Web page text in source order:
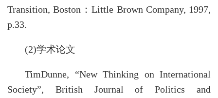
Transition, Boston：Little Brown Company, 1997,
p.33.
(2)学术论文
TimDunne, “New Thinking on International
Society”, British Journal of Politics and